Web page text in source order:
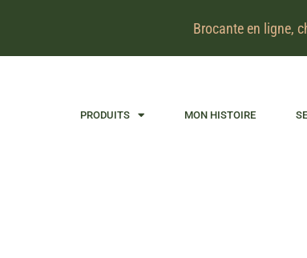
Brocante en ligne,
PRODUITS MON HISTOIRE